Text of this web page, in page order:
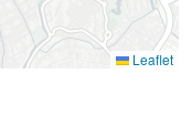
Leaflet